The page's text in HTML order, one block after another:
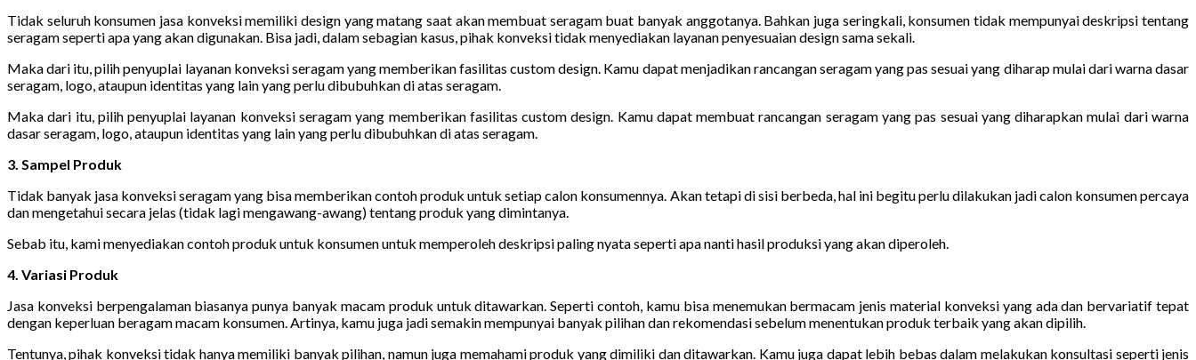
Tidak seluruh konsumen jasa konveksi memiliki design yang matang saat akan membuat seragam buat banyak anggotanya. Bahkan juga seringkali, konsumen tidak mempunyai deskripsi tentang
seragam seperti apa yang akan digunakan. Bisa jadi, dalam sebagian kasus, pihak konveksi tidak menyediakan layanan penyesuaian design sama sekali.
Maka dari itu, pilih penyuplai layanan konveksi seragam yang memberikan fasilitas custom design. Kamu dapat menjadikan rancangan seragam yang pas sesuai yang diharap mulai dari warna dasar
seragam, logo, ataupun identitas yang lain yang perlu dibubuhkan di atas seragam.
Maka dari itu, pilih penyuplai layanan konveksi seragam yang memberikan fasilitas custom design. Kamu dapat membuat rancangan seragam yang pas sesuai yang diharapkan mulai dari warna
dasar seragam, logo, ataupun identitas yang lain yang perlu dibubuhkan di atas seragam.
3. Sampel Produk
Tidak banyak jasa konveksi seragam yang bisa memberikan contoh produk untuk setiap calon konsumennya. Akan tetapi di sisi berbeda, hal ini begitu perlu dilakukan jadi calon konsumen percaya
dan mengetahui secara jelas (tidak lagi mengawang-awang) tentang produk yang dimintanya.
Sebab itu, kami menyediakan contoh produk untuk konsumen untuk memperoleh deskripsi paling nyata seperti apa nanti hasil produksi yang akan diperoleh.
4. Variasi Produk
Jasa konveksi berpengalaman biasanya punya banyak macam produk untuk ditawarkan. Seperti contoh, kamu bisa menemukan bermacam jenis material konveksi yang ada dan bervariatif tepat
dengan keperluan beragam macam konsumen. Artinya, kamu juga jadi semakin mempunyai banyak pilihan dan rekomendasi sebelum menentukan produk terbaik yang akan dipilih.
Tentunya, pihak konveksi tidak hanya memiliki banyak pilihan, namun juga memahami produk yang dimiliki dan ditawarkan. Kamu juga dapat lebih bebas dalam melakukan konsultasi seperti jenis